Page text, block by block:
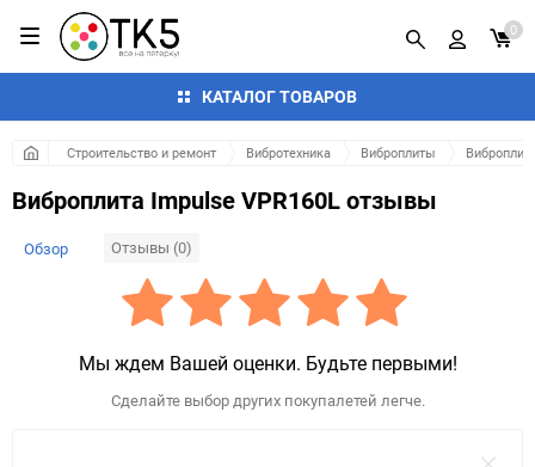
КАТАЛОГ ТОВАРОВ
0
Строительство и ремонт Вибротехника Виброплиты
Виброплита Impulse VPR160L отзывы
Обзор Отзывы (0)
Мы ждем Вашей оценки. Будьте первыми!
Сделайте выбор других покупалетей легче.